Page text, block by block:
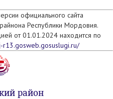
официального сайта
Республики Мордовия.
от 01.01.2024 находится по
r13.gosweb.gosuslugi.ru/
район